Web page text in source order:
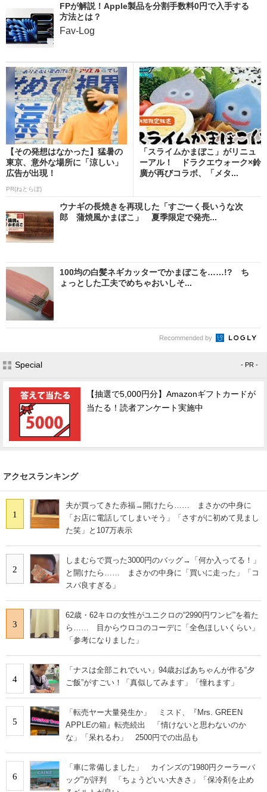
FPが解説！Apple製品を分割手数料0円で入手する
方法とは？
Fav-Log
【その発想はなかった】猛暑の
東京、意外な場所に「涼しい」
広告が出現！
PR(ねとらぼ)
「スライムかまぼこ」がリニュ
ーアル！ ドラクエウォーク×鈴
廣が再びコラボ、「メタ...
ウナギの長焼きを再現した「すごーく長いうな次
郎 蒲焼風かまぼこ」 夏季限定で発売...
100均の白髪ネギカッターでかまぼこを……!? ち
ょっとした工夫でめちゃおいしそ...
Recommended by
Special - PR -
【抽選で5,000円分】Amazonギフトカードが
当たる！読者アンケート実施中
アクセスランキング
1
夫が買ってきた赤福→開けたら…… まさかの中身に
「お店に電話してしまいそう」「さすがに初めて見まし
た笑」と107万表示
2
しまむらで買った3000円のバッグ→「何か入ってる！」
と開けたら…… まさかの中身に「買いに走った」「コ
スパ良すぎる」
3
62歳・62キロの女性がユニクロの“2990円ワンピ”を着た
ら…… 目からウロコのコーデに「全色ほしいくらい」
「参考になりました」
4
「ナスは全部これでいい」94歳おばあちゃんが作る“夕
ご飯”がすごい！「真似してみます」「憧れます」
5
「転売ヤー大量発生か」 ミスド、『Mrs. GREEN
APPLEの箱』転売続出 「情けないと思わないのか
な」「呆れるわ」 2500円での出品も
6
「車に常備しました」 カインズの“1980円クーラーバ
ッグ”が評判 「ちょうどいい大きさ」「保冷剤を止め